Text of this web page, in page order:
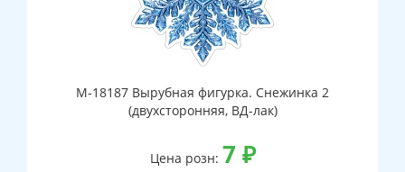
М-18187 Вырубная фигурка. Снежинка 2
(двухсторонняя, ВД-лак)
Цена розн: 7 ₽